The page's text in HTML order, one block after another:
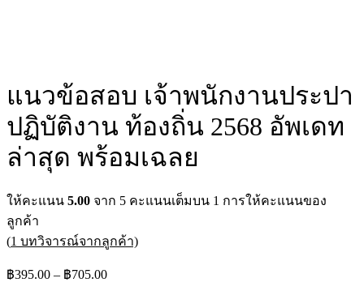
แนวข้อสอบ เจ้าพนักงานประปา
ปฏิบัติงาน ท้องถิ่น 2568 อัพเดท
ล่าสุด พร้อมเฉลย
ให้คะแนน 5.00 จาก 5 คะแนนเต็มบน 1 การให้คะแนนของ
ลูกค้า
(1 บทวิจารณ์จากลูกค้า)
฿395.00 – ฿705.00